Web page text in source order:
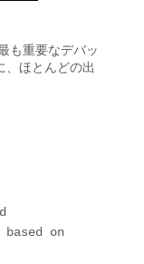
も重要なデバッ
、ほとんどの出
on